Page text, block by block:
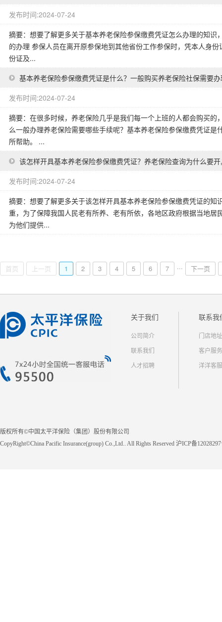
发布时间:2024-07-24
摘要：想要了解更多关于基本养老保险参保缴费凭证怎么办理的知
的办理 参保人员在离开原参保地到其他省份工作参保时，凭本人身
份证及...
基本养老保险参保缴费凭证是什么？一般购买养老保险社保需要
发布时间:2024-07-24
摘要：在很多时候，养老保险几乎是我们每一个上班的人都会购买
么一般办理养老保险需要哪些手续呢？基本养老保险参保缴费凭证
所帮助。 ...
该怎样开具基本养老保险参保缴费凭证？养老保险查询为什么要
发布时间:2024-07-24
摘要：想要了解更多关于该怎样开具基本养老保险参保缴费凭证的
重，为了保障我国人民老有所养、老有所依，各地区政府根据当地
为他们提供...
首页 上一页 1 2 3 4 5 6 7 ... 下一页
关于我们
公司简介
联系我们
人才招聘
联系我
门店地址
客户服务
洋洋客服
版权所有©中国太平洋保险（集团）股份有限公司
CopyRight©China Pacific Insurance(group) Co.,Ltd.. All Rights Reserved 沪ICP备